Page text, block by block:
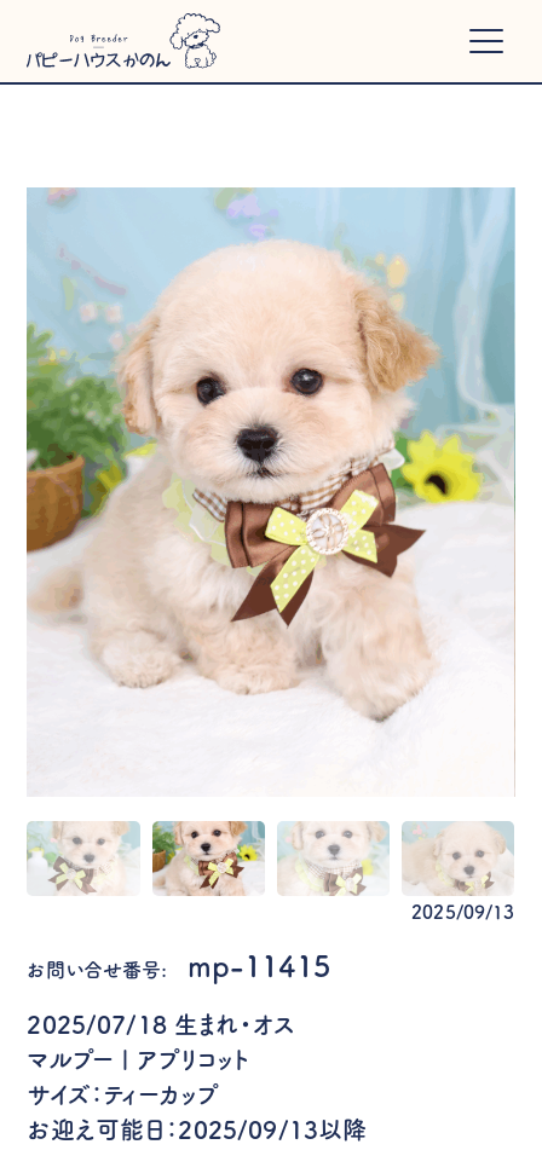
2025/09/13
お問い合せ番号: mp-11415
2025/07/18 生まれ・オス
マルプー | アプリコット
サイズ：ティーカップ
お迎え可能日：2025/09/13以降